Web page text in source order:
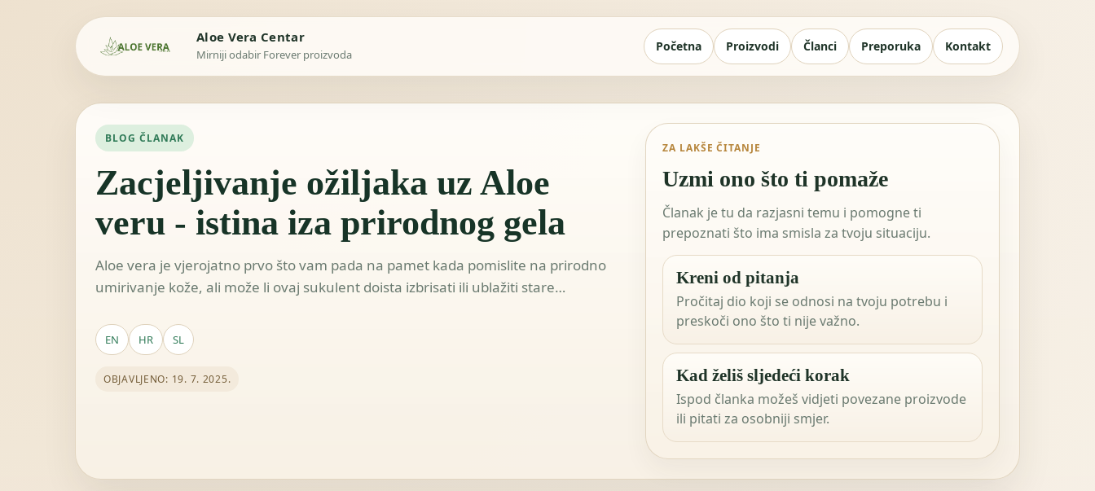
Aloe Vera Centar
Mirniji odabir Forever proizvoda
Početna Proizvodi Članci Preporuka Kontakt
BLOG ČLANAK
Zacjeljivanje ožiljaka uz Aloe
veru - istina iza prirodnog gela
Aloe vera je vjerojatno prvo što vam pada na pamet kada pomislite na prirodno
umirivanje kože, ali može li ovaj sukulent doista izbrisati ili ublažiti stare…
EN HR SL
OBJAVLJENO: 19. 7. 2025.
ZA LAKŠE ČITANJE
Uzmi ono što ti pomaže
Članak je tu da razjasni temu i pomogne ti
prepoznati što ima smisla za tvoju situaciju.
Kreni od pitanja
Pročitaj dio koji se odnosi na tvoju potrebu i
preskoči ono što ti nije važno.
Kad želiš sljedeći korak
Ispod članka možeš vidjeti povezane proizvode
ili pitati za osobniji smjer.